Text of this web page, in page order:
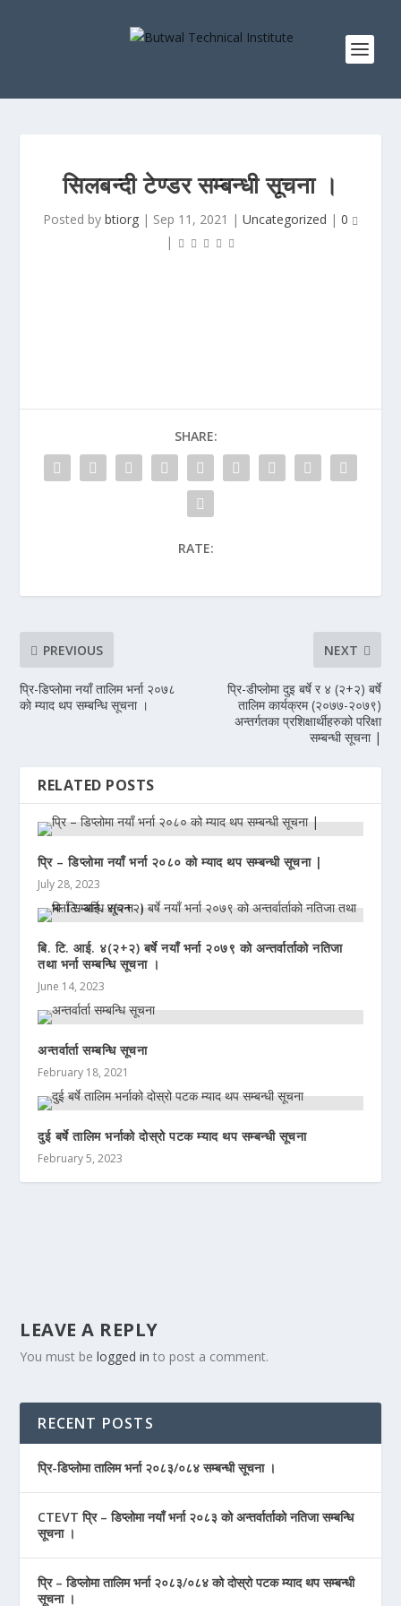
सिलबन्दी टेण्डर सम्बन्धी सूचना ।
Posted by btiorg | Sep 11, 2021 | Uncategorized | 0
|
SHARE:
RATE:
PREVIOUS
प्रि-डिप्लाेमा नयाँ तालिम भर्ना २०७८
काे म्याद थप सम्बन्धि सूचना ।
NEXT
प्रि-डीप्लोमा दुइ बर्षे र ४ (२+२) बर्षे
तालिम कार्यक्रम (२०७७-२०७९)
अन्तर्गतका प्रशिक्षार्थीहरुको परिक्षा
सम्बन्धी सूचना |
RELATED POSTS
प्रि – डिप्लोमा नयाँ भर्ना २०८० को म्याद थप सम्बन्धी सूचना |
July 28, 2023
बि. टि. आई. ४(२+२) बर्षे नयाँ भर्ना २०७९ को अन्तर्वार्ताको नतिजा
तथा भर्ना सम्बन्धि सूचना ।
June 14, 2023
अन्तर्वार्ता सम्बन्धि सूचना
February 18, 2021
दुई बर्षे तालिम भर्नाको दोस्रो पटक म्याद थप सम्बन्धी सूचना
February 5, 2023
LEAVE A REPLY
You must belogged in to post a comment.
RECENT POSTS
प्रि-डिप्लोमा तालिम भर्ना २०८३/०८४ सम्बन्धी सूचना ।
CTEVT प्रि – डिप्लोमा नयाँ भर्ना २०८३ को अन्तर्वार्ताको नतिजा सम्बन्धि
सूचना ।
प्रि – डिप्लोमा तालिम भर्ना २०८३/०८४ को दोस्रो पटक म्याद थप सम्बन्धी
सूचना ।